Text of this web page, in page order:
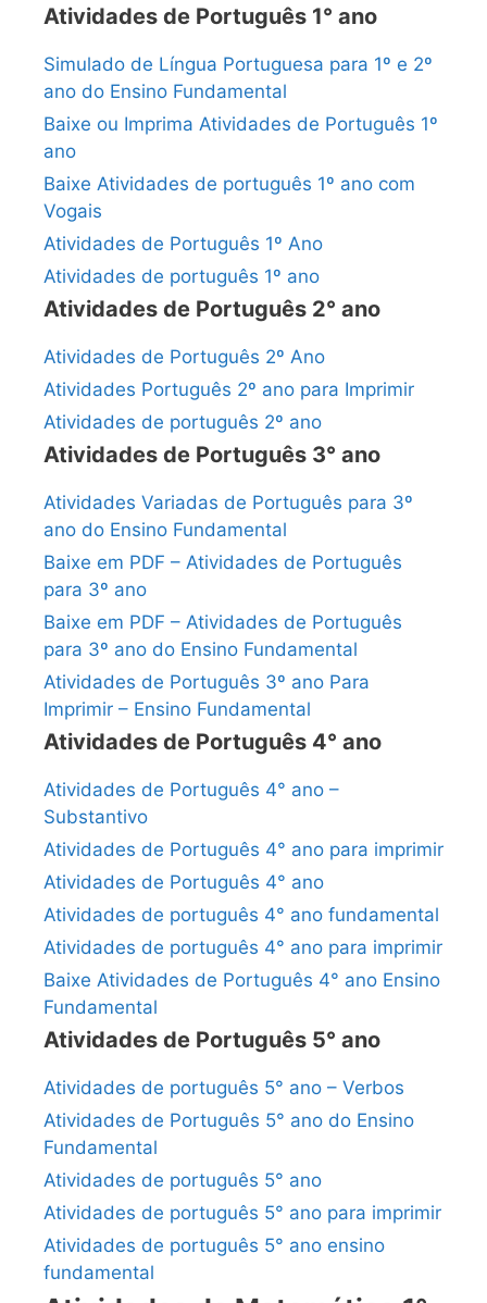
Atividades de Português 1° ano
Simulado de Língua Portuguesa para 1º e 2º
ano do Ensino Fundamental
Baixe ou Imprima Atividades de Português 1º
ano
Baixe Atividades de português 1º ano com
Vogais
Atividades de Português 1º Ano
Atividades de português 1º ano
Atividades de Português 2° ano
Atividades de Português 2º Ano
Atividades Português 2º ano para Imprimir
Atividades de português 2º ano
Atividades de Português 3° ano
Atividades Variadas de Português para 3º
ano do Ensino Fundamental
Baixe em PDF – Atividades de Português
para 3º ano
Baixe em PDF – Atividades de Português
para 3º ano do Ensino Fundamental
Atividades de Português 3º ano Para
Imprimir – Ensino Fundamental
Atividades de Português 4° ano
Atividades de Português 4° ano –
Substantivo
Atividades de Português 4° ano para imprimir
Atividades de Português 4° ano
Atividades de português 4° ano fundamental
Atividades de português 4° ano para imprimir
Baixe Atividades de Português 4° ano Ensino
Fundamental
Atividades de Português 5° ano
Atividades de português 5° ano – Verbos
Atividades de Português 5° ano do Ensino
Fundamental
Atividades de português 5° ano
Atividades de português 5° ano para imprimir
Atividades de português 5° ano ensino
fundamental